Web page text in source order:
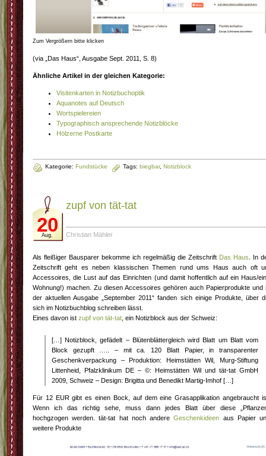
Zum Vergrößern bitte klicken
(via „Das Haus“, Ausgabe Sept. 2011, S. 8)
Ähnliche Artikel in der gleichen Kategorie:
Visitenkarten in Notizbuchoptik
Aquanotes auf Deutsch
Wortspielereien
Typographisch ansprechende Notizblöcke
Hölzerne Postkarte
Kategorie: Fundstücke Tags: biegbar, Notizblock
20
Aug.
zupf von tät-tat
Christian Mähler
Als fleißiger Bausparer bekomme ich regelmäßig die Zeitschrift Das Haus . In
Zeitschrift geht es neben klassischen Themen rund ums Haus auch oft
Accessoires, die Lust auf das Einrichten (und damit hoffentlich auf ein Haus/
Wohnung!) machen. Zu diesen Accessoires gehören auch Papierprodukte und
der aktuellen Ausgabe „September 2011“ fanden sich einige Produkte, über
sich im Notizbuchblog schreiben lässt.
Eines davon ist zupf von tät-tat , ein Notizblock aus der Schweiz:
[…] Notizblock, gefädelt – Blütenblättergleich wird Blatt um Blatt vom
Block gezupft ….. – mit ca. 120 Blatt Papier, in transparenter
Geschenkverpackung – Produktion: Heimstätten Wil, Murg-Stiftung
Littenheid, Pfalzklinikum DE – ©: Heimstätten Wil und tät-tat GmbH
2009, Schweiz – Design: Brigitta und Benedikt Martig-Imhof […]
Für 12 EUR gibt es einen Bock, auf dem eine Grasapplikation angebraucht
Wenn ich das richtig sehe, muss dann jedes Blatt über diese
hochgzogen werden. tät-tat hat noch andereGeschenkideen aus Papier
weitere Produkte